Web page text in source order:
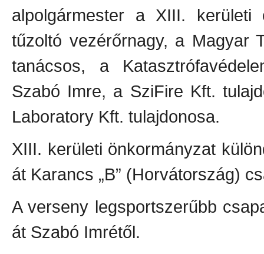
alpolgármester a XIII. kerületi
tűzoltó vezérőrnagy, a Magyar
tanácsos, a
Szabó Imre, a SziFire Kft.
Laboratory Kft. tulajdonosa.
XIII. kerületi önkormányzat
át Karancs „B” (Horvátország)
A verseny legsportszerűbb
át Szabó Imrétől.